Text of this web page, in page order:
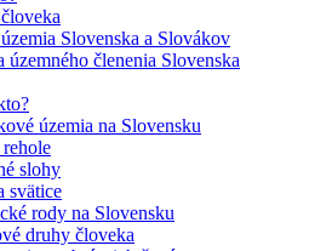
Slovenska a Slovákov
územného členenia Slovenska
územia na Slovensku
slohy
svätice
rody na Slovensku
druhy človeka